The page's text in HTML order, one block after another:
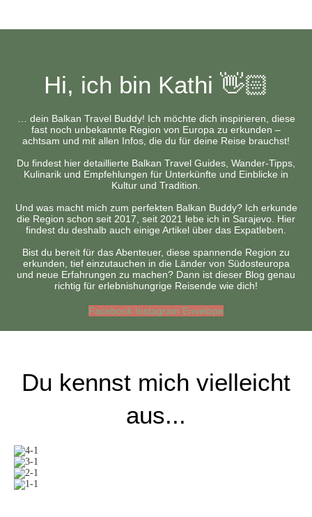
Hi, ich bin Kathi 👋🏻
… dein Balkan Travel Buddy! Ich möchte dich inspirieren, diese
fast noch unbekannte Region von Europa zu erkunden –
achtsam und mit allen Infos, die du für deine Reise brauchst!
Du findest hier detaillierte Balkan Travel Guides, Wander-Tipps,
Kulinarik und Empfehlungen für Unterkünfte und Einblicke in
Kultur und Tradition.
Und was macht mich zum perfekten Balkan Buddy? Ich erkunde
die Region schon seit 2017, seit 2021 lebe ich in Sarajevo. Hier
findest du deshalb auch einige Artikel über das Expatleben.
Bist du bereit für das Abenteuer, diese spannende Region zu
erkunden, tief einzutauchen in die Länder von Südosteuropa
und neue Erfahrungen zu machen? Dann ist dieser Blog genau
richtig für erlebnishungrige Reisende wie dich!
Facebook Instagram Envelope
Du kennst mich vielleicht
aus...